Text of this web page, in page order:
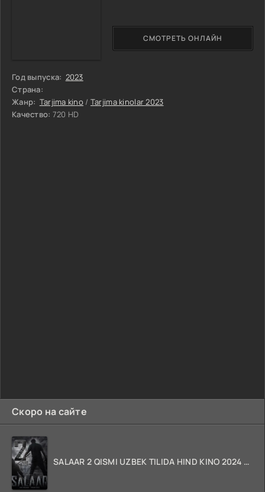
Скоро на сайте
SALAAR 2 QISMI UZBEK TILIDA HIND KINO 2024 TARJIMA 720p HD Skachat
Год выпуска: 2023
Страна:
Жанр: Tarjima kino / Tarjima kinolar 2023
Качество: 720 HD
СМОТРЕТЬ ОНЛАЙН